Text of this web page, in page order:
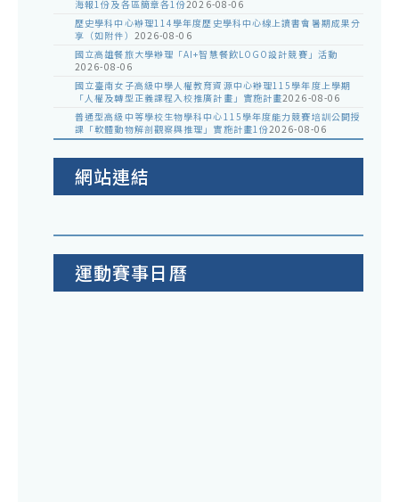
海報1份及各區簡章各1份2026-08-06
歷史學科中心辦理114學年度歷史學科中心線上讀書會暑期成果分
享（如附件） 2026-08-06
國立高雄餐旅大學辦理「AI+智慧餐飲LOGO設計競賽」活動
2026-08-06
國立臺南女子高級中學人權教育資源中心辦理115學年度上學期
「人權及轉型正義課程入校推廣計畫」實施計畫2026-08-06
普通型高級中等學校生物學科中心115學年度能力競賽培訓公開授
課「軟體動物解剖觀察與推理」實施計畫1份2026-08-06
網站連結
運動賽事日曆